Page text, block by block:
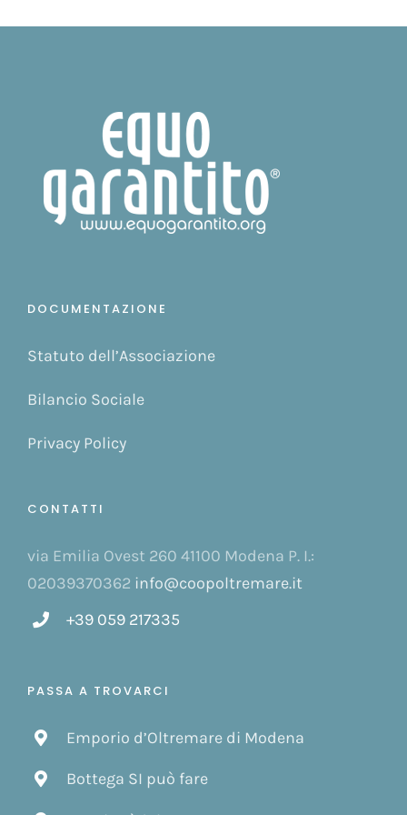
DOCUMENTAZIONE
Statuto dell’Associazione
Bilancio Sociale
Privacy Policy
CONTATTI
via Emilia Ovest 260 41100 Modena P. I.:
02039370362 info@coopoltremare.it
+39 059 217335
PASSA A TROVARCI
Emporio d’Oltremare di Modena
Bottega SI può fare